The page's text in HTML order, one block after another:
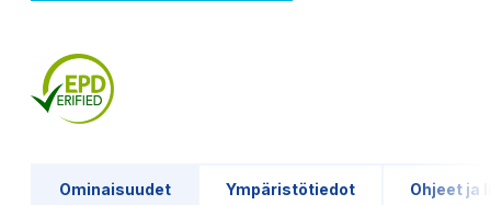
Ominaisuudet Ympäristötiedot Ohjeet ja